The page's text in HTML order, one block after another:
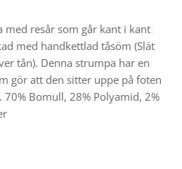
med resår som går kant i kant
med handkettlad tåsöm (Slät
tån). Denna strumpa har en
gör att den sitter uppe på foten
Bomull, 28% Polyamid, 2%